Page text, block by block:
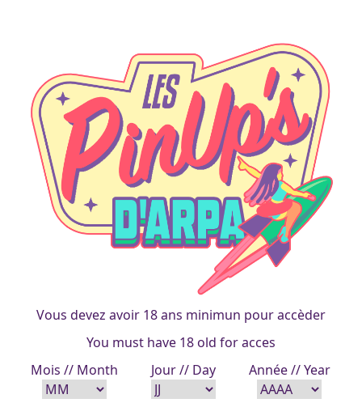
Vous devez avoir 18 ans minimun pour accèder
You must have 18 old for acces
Mois // Month
Jour // Day Année // Year